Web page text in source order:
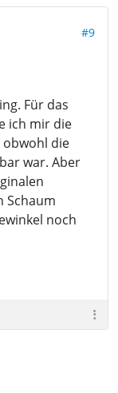
#9
Für das
ich mir die
obwohl die
war. Aber
Schaum
noch